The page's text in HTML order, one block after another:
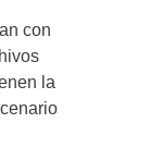
con
la